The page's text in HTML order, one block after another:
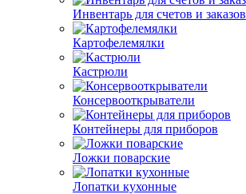
Инвентарь для счетов и заказов
Картофелемялки
Кастрюли
Консервооткрыватели
Контейнеры для приборов
Ложки поварские
Лопатки кухонные